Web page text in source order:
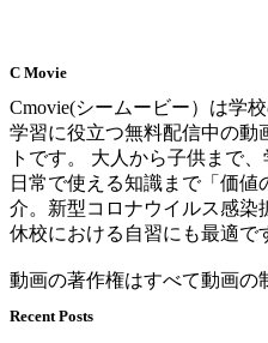
C Movie
Cmovie(シームービー）は学
学習に役立つ無料配信中の動
トです。 大人から子供まで
日常で使える知識まで「価
介。新型コロナウイルス感染
休校における自習にも最適で
動画の著作権はすべて動画の
Recent Posts